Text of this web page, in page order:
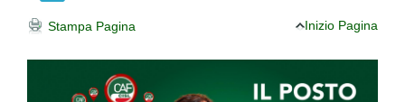
Stampa Pagina Inizio Pagina